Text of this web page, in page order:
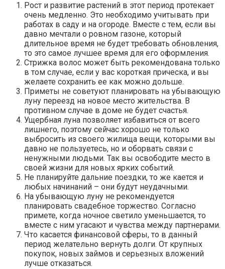
Рост и развитие растений в этот период протекает
очень медленно. Это необходимо учитывать при
работах в саду и на огороде. Вместе с тем, если вы
давно мечтали о ровном газоне, который
длительное время не будет требовать обновления,
то это самое лучшее время для его оформления.
Стрижка волос может быть рекомендована только
в том случае, если у вас короткая прическа, и вы
желаете сохранить ее как можно дольше.
Приметы не советуют планировать на убывающую
луну переезд на новое место жительства. В
противном случае в доме не будет счастья.
Ущербная луна позволяет избавиться от всего
лишнего, поэтому сейчас хорошо не только
выбросить из своего жилища вещи, которыми вы
давно не пользуетесь, но и оборвать связи с
ненужными людьми. Так вы освободите место в
своей жизни для новых ярких событий.
Не планируйте дальние поездки, то же кается и
любых начинаний – они будут неудачными.
На убывающую луну не рекомендуется
планировать свадебное торжество. Согласно
примете, когда ночное светило уменьшается, то
вместе с ним угасают и чувства между партнерами.
Что касается финансовой сферы, то в данный
период желательно вернуть долги. От крупных
покупок, новых займов и серьезных вложений
лучше отказаться.